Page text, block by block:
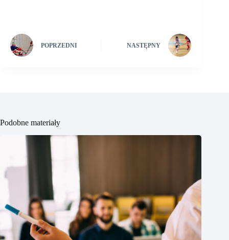
POPRZEDNI NASTĘPNY
Podobne materiały